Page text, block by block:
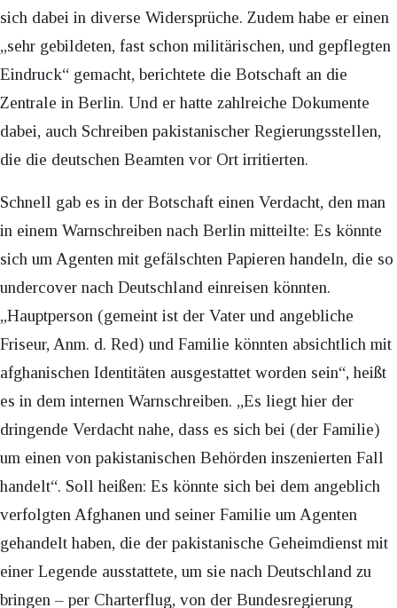
sich dabei in diverse Widersprüche. Zudem habe er einen
„sehr gebildeten, fast schon militärischen, und gepflegten
Eindruck“ gemacht, berichtete die Botschaft an die
Zentrale in Berlin. Und er hatte zahlreiche Dokumente
dabei, auch Schreiben pakistanischer Regierungsstellen,
die die deutschen Beamten vor Ort irritierten.
Schnell gab es in der Botschaft einen Verdacht, den man
in einem Warnschreiben nach Berlin mitteilte: Es könnte
sich um Agenten mit gefälschten Papieren handeln, die so
undercover nach Deutschland einreisen könnten.
„Hauptperson (gemeint ist der Vater und angebliche
Friseur, Anm. d. Red) und Familie könnten absichtlich mit
afghanischen Identitäten ausgestattet worden sein“, heißt
es in dem internen Warnschreiben. „Es liegt hier der
dringende Verdacht nahe, dass es sich bei (der Familie)
um einen von pakistanischen Behörden inszenierten Fall
handelt“. Soll heißen: Es könnte sich bei dem angeblich
verfolgten Afghanen und seiner Familie um Agenten
gehandelt haben, die der pakistanische Geheimdienst mit
einer Legende ausstattete, um sie nach Deutschland zu
bringen – per Charterflug, von der Bundesregierung